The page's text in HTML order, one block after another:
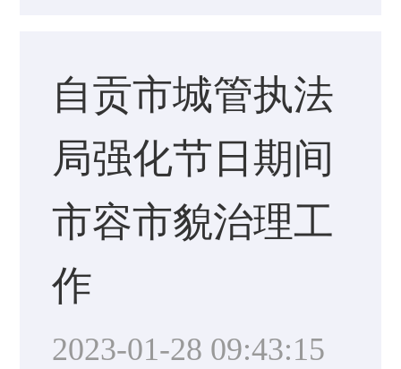
自贡市城管执法
局强化节日期间
市容市貌治理工
作
2023-01-28 09:43:15